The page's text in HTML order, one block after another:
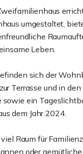
umgestaltet,
Leben.
sich der
Terrasse und in
sowie ein
dem Jahr 2024.
Raum für
oder